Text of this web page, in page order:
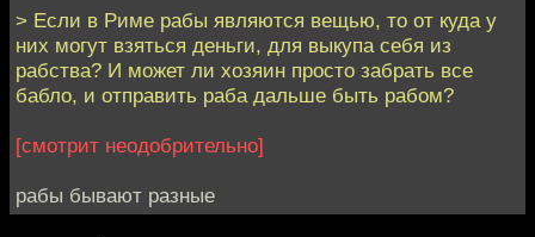
> Если в Риме рабы являются вещью, то от куда у
них могут взяться деньги, для выкупа себя из
рабства? И может ли хозяин просто забрать все
бабло, и отправить раба дальше быть рабом?
[смотрит неодобрительно]
рабы бывают разные